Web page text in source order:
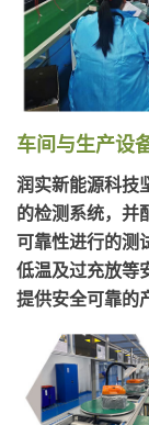
车间与生产设
润实新能源科技
的检测系统，并
可靠性进行的测
低温及过充放等
提供安全可靠的